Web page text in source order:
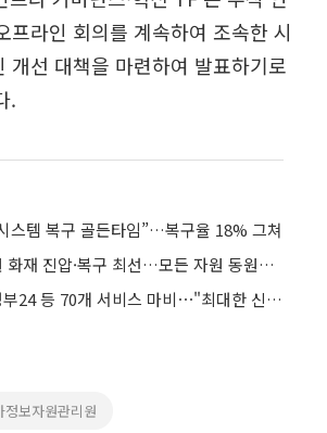
프라인 회의를 계속하여 조속한 시
개선 대책을 마련하여 발표하기로
.
스템 복구 골든타임”…복구율 18% 그쳐
金총리 "국정자원 화재 진압·복구 최선…모든 자원 동원하라"
국정자원 화재, 정부24 등 70개 서비스 마비⋯"최대한 신속히 복구할 것"
정보자원관리원